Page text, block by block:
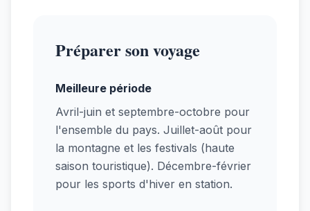
Préparer son voyage
Meilleure période
Avril-juin et septembre-octobre pour
l'ensemble du pays. Juillet-août pour
la montagne et les festivals (haute
saison touristique). Décembre-février
pour les sports d'hiver en station.